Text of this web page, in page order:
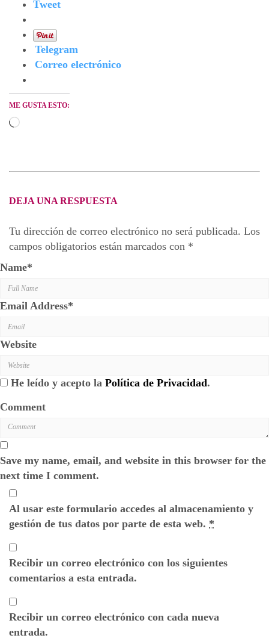
Tweet
Telegram
Correo electrónico
ME GUSTA ESTO:
Cargando...
DEJA UNA RESPUESTA
Tu dirección de correo electrónico no será publicada. Los
campos obligatorios están marcados con *
Name*
Email Address*
Website
He leído y acepto la Política de Privacidad.
Comment
Save my name, email, and website in this browser for the
next time I comment.
Al usar este formulario accedes al almacenamiento y
gestión de tus datos por parte de esta web. *
Recibir un correo electrónico con los siguientes
comentarios a esta entrada.
Recibir un correo electrónico con cada nueva
entrada.